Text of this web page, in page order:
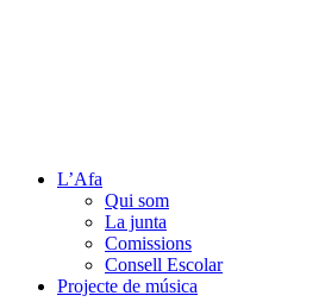
L’Afa
Qui som
La junta
Comissions
Consell Escolar
Projecte de música